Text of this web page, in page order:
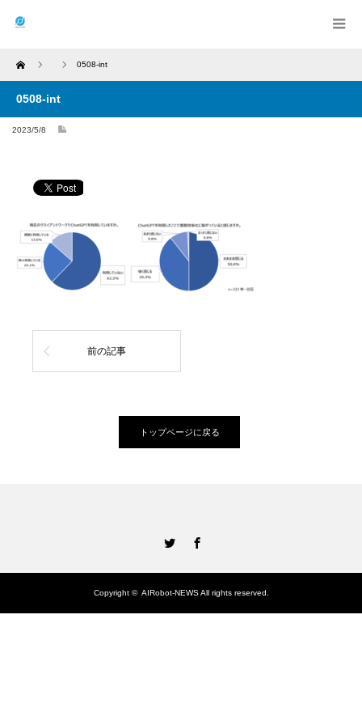
Home 0508-int
0508-int
2023/5/8
前の記事
トップページに戻る
Copyright © AIRobot-NEWSAll rights reserved.